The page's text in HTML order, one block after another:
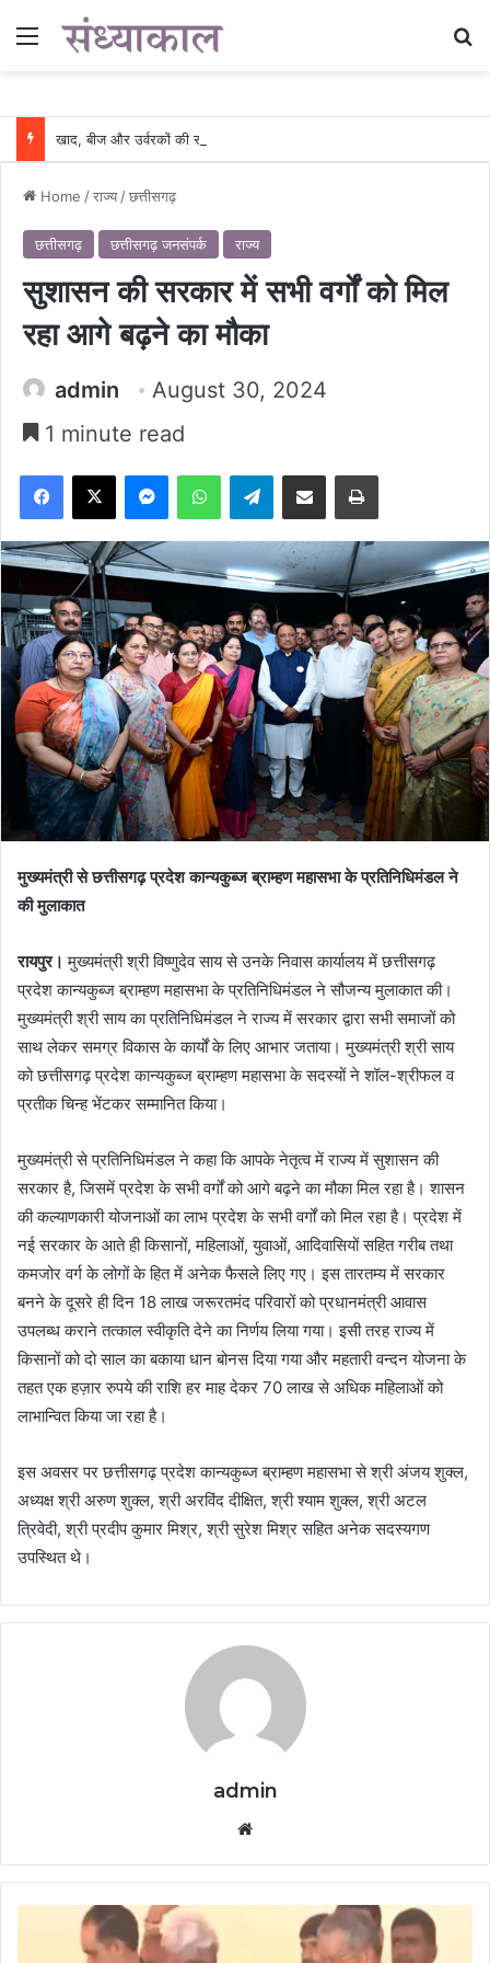
Menu
Home /राज्य /छत्तीसगढ़
छत्तीसगढ़ छत्तीसगढ़ जनसंपर्क राज्य
सुशासन की सरकार में सभी वर्गों को मिल
रहा आगे बढ़ने का मौका
admin
August 30, 2024
1 minute read
Facebook
X MessengerWhatsAppTelegramShare via Email Print
मुख्यमंत्री से छत्तीसगढ़ प्रदेश कान्यकुब्ज ब्राम्हण महासभा के प्रतिनिधिमंडल ने
की मुलाकात
रायपुर। मुख्यमंत्री श्री विष्णुदेव साय से उनके निवास कार्यालय में छत्तीसगढ़
प्रदेश कान्यकुब्ज ब्राम्हण महासभा के प्रतिनिधिमंडल ने सौजन्य मुलाकात की।
मुख्यमंत्री श्री साय का प्रतिनिधिमंडल ने राज्य में सरकार द्वारा सभी समाजों को
साथ लेकर समग्र विकास के कार्यों के लिए आभार जताया। मुख्यमंत्री श्री साय
को छत्तीसगढ़ प्रदेश कान्यकुब्ज ब्राम्हण महासभा के सदस्यों ने शॉल-श्रीफल व
प्रतीक चिन्ह भेंटकर सम्मानित किया।
मुख्यमंत्री से प्रतिनिधिमंडल ने कहा कि आपके नेतृत्व में राज्य में सुशासन की
सरकार है, जिसमें प्रदेश के सभी वर्गों को आगे बढ़ने का मौका मिल रहा है। शासन
की कल्याणकारी योजनाओं का लाभ प्रदेश के सभी वर्गों को मिल रहा है। प्रदेश में
नई सरकार के आते ही किसानों, महिलाओं, युवाओं, आदिवासियों सहित गरीब तथा
कमजोर वर्ग के लोगों के हित में अनेक फैसले लिए गए। इस तारतम्य में सरकार
बनने के दूसरे ही दिन 18 लाख जरूरतमंद परिवारों को प्रधानमंत्री आवास
उपलब्ध कराने तत्काल स्वीकृति देने का निर्णय लिया गया। इसी तरह राज्य में
किसानों को दो साल का बकाया धान बोनस दिया गया और महतारी वन्दन योजना के
तहत एक हज़ार रुपये की राशि हर माह देकर 70 लाख से अधिक महिलाओं को
लाभान्वित किया जा रहा है।
इस अवसर पर छत्तीसगढ़ प्रदेश कान्यकुब्ज ब्राम्हण महासभा से श्री अंजय शुक्ल,
अध्यक्ष श्री अरुण शुक्ल, श्री अरविंद दीक्षित, श्री श्याम शुक्ल, श्री अटल
त्रिवेदी, श्री प्रदीप कुमार मिश्र, श्री सुरेश मिश्र सहित अनेक सदस्यगण
उपस्थित थे।
admin